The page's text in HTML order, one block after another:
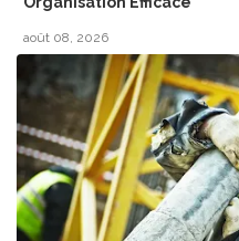
août 08, 2026